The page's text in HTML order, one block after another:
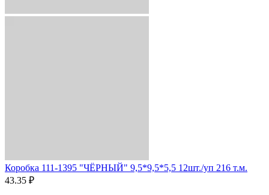
Коробка 111-1395 "ЧЁРНЫЙ" 9,5*9,5*5,5 12шт./уп 216 т.м.
43.35 ₽